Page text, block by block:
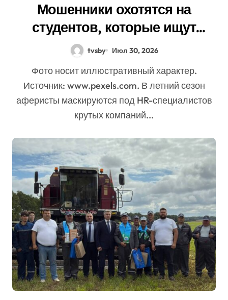
Мошенники охотятся на
студентов, которые ищут
подработку!
tvsby Июл 30, 2026
Фото носит иллюстративный характер.
Источник: www.pexels.com. В летний сезон
аферисты маскируются под HR-специалистов
крутых компаний...